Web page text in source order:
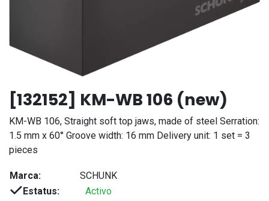
[132152] KM-WB 106 (new)
KM-WB 106, Straight soft top jaws, made of steel Serration:
1.5 mm x 60° Groove width: 16 mm Delivery unit: 1 set = 3
pieces
Marca:
SCHUNK
Estatus:
Activo